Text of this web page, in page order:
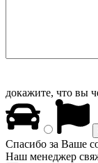
докажите, что вы
Спасибо за Ваше
Наш менеджер